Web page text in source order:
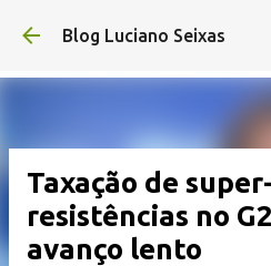
Pular para o
Blog Luciano Seixas
Taxação de
resistências no
avanço lento